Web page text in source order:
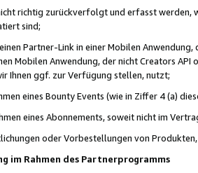
richtig zurückverfolgt und erfasst werden,
sind;
Partner-Link in einer Mobilen
Mobilen Anwendung, der nicht Creators
Ihnen ggf. zur Verfügung stellen, nutzt;
eines Bounty Events (wie in Ziffer 4 (a)
eines Abonnements, soweit nicht im
oder Vorbestellungen von
im Rahmen des Partnerprogramms